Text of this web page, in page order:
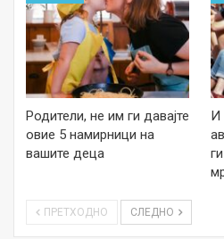
Родители, не им ги давајте
овие 5 намирници на
вашите деца
И
ПРЕТХОДНО СЛЕДНО